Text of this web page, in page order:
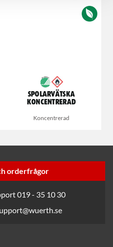
Spolarvätska
Koncentrerad
Koncentrerad
orderfrågor
019 - 35 10 30